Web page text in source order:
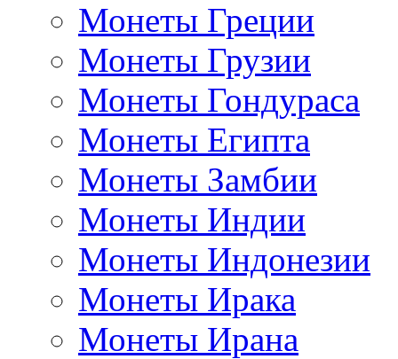
Монеты Греции
Монеты Грузии
Монеты Гондураса
Монеты Египта
Монеты Замбии
Монеты Индии
Монеты Индонезии
Монеты Ирака
Монеты Ирана